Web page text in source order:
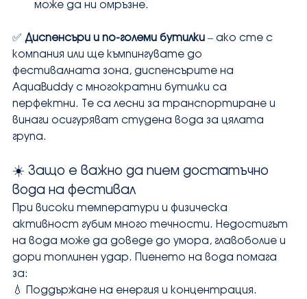
може да ни омръзне.
✅ Диспенсъри и по-големи бутилки – ако сте с
компания или ще къмпингувате до
фестивалната зона, диспенсърите на
AquaBuddy с многократни бутилки са
перфектни. Те са лесни за транспортиране и
винаги осигуряват студена вода за цялата
група.
☀️ Защо е важно да пием достатъчно
вода на фестивал
При високи температури и физическа
активност губим много течности. Недостигът
на вода може да доведе до умора, главоболие и
дори топлинен удар. Пиенето на вода помага
за:
💧 Поддържане на енергия и концентрация.